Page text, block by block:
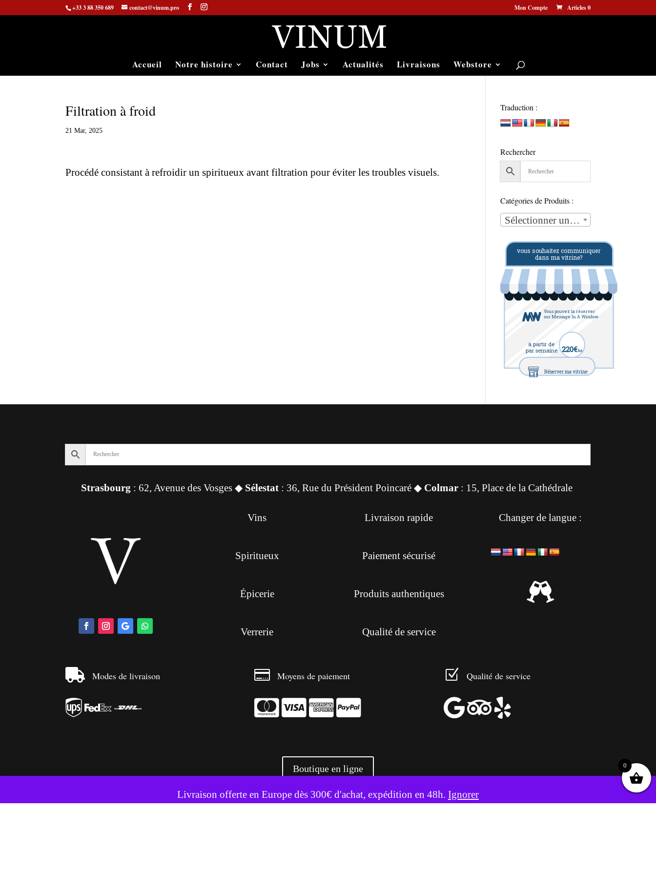
Livraison offerte en Europe dès 300€ d'achat, expédition en 48h. Ignorer
+33 3 88 350 689 contact@vinum.pro Mon Compte Articles 0
Accueil Notre histoire Contact Jobs Actualités Livraisons Webstore
Filtration à froid
21 Mar, 2025
Procédé consistant à refroidir un spiritueux avant filtration pour éviter les troubles visuels.
Traduction :
Rechercher
Catégories de Produits :
Sélectionner une catégorie
vous souhaitez communiquer
dans ma vitrine?
Vous pouvez la réserver
sur Message In A Window
à partir de
par semaine 220€ht
Réserver ma vitrine
Strasbourg : 62, Avenue des Vosges ◆ Sélestat : 36, Rue du Président Poincaré ◆ Colmar : 15, Place de la Cathédrale
Vins
Spiritueux
Épicerie
Verrerie
Livraison rapide
Paiement sécurisé
Produits authentiques
Qualité de service
Changer de langue :

 Modes de livraison

 Moyens de paiement
  
Z Qualité de service

Boutique en ligne
+ 3500 références livrées partout en Europe
Ce site utilise des cookies pour améliorer votre expérience. Accepter Refuser
0